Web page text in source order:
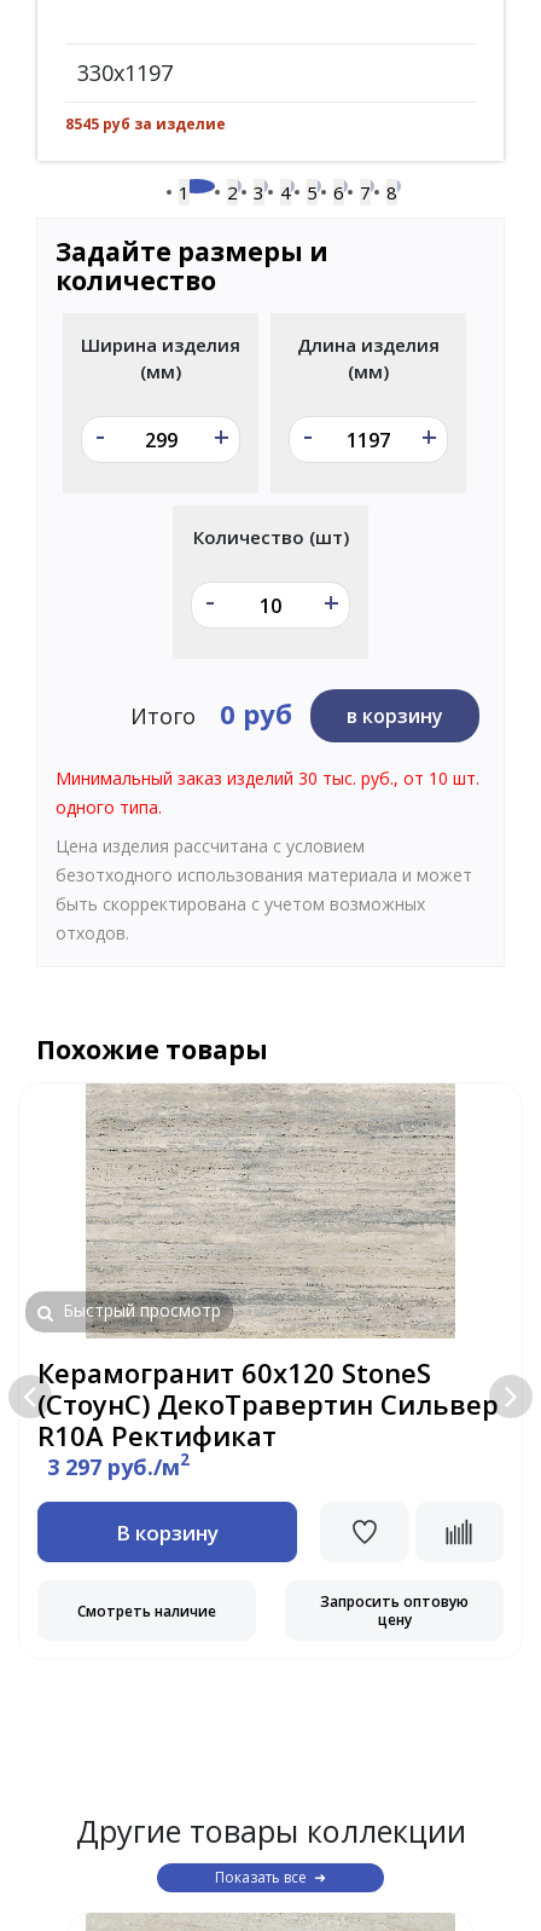
330x1197
8545 руб за изделие
1 2 3 4 5 6 7 8
Задайте размеры и
количество
Ширина изделия
(мм)
- +
Длина изделия
(мм)
- +
Количество (шт)
- +
Итого 0 руб в корзину
Минимальный заказ изделий 30 тыс. руб., от 10 шт.
одного типа.
Цена изделия рассчитана с условием
безотходного использования материала и может
быть скорректирована с учетом возможных
отходов.
Похожие товары
Быстрый просмотр
Керамогранит 60х120 StoneS
(СтоунС) ДекоТравертин Сильвер
R10A Ректификат
3 297 руб./м2
В корзину
Смотреть наличие
Запросить оптовую
цену
Другие товары коллекции
Показать все